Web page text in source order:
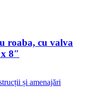
roaba, cu valva
8″
și amenajări